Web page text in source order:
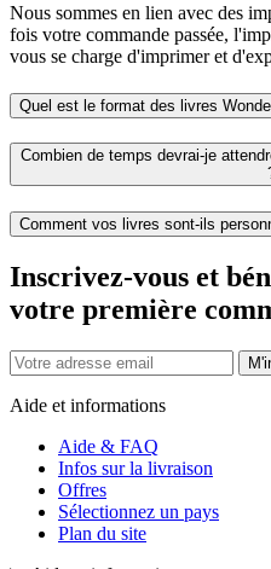
Nous sommes en lien avec des
fois votre commande passée,
vous se charge d'imprimer et
Quel est le format des livres
Combien de temps devrai-je
Comment vos livres sont-ils
Inscrivez-vous et
votre première
Aide et informations
Aide & FAQ
Infos sur la livraison
Offres
Sélectionnez un pays
Plan du site